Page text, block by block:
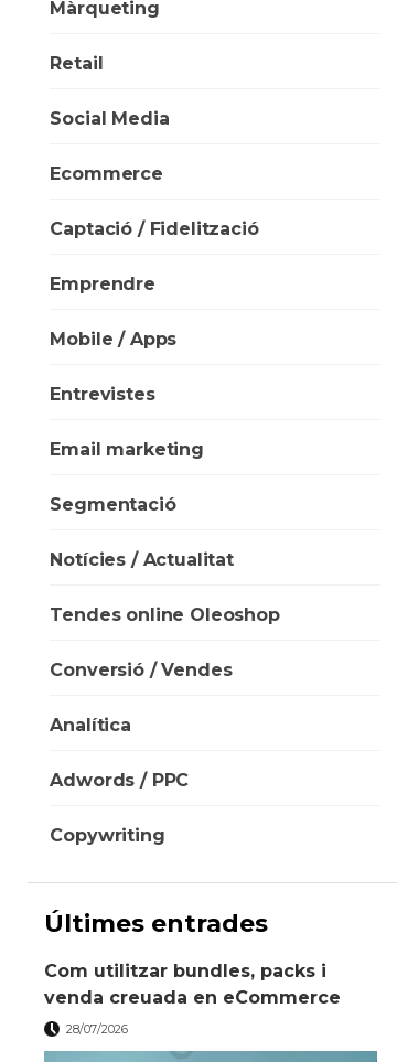
Màrqueting
Retail
Social Media
Ecommerce
Captació / Fidelització
Emprendre
Mobile / Apps
Entrevistes
Email marketing
Segmentació
Notícies / Actualitat
Tendes online Oleoshop
Conversió / Vendes
Analítica
Adwords / PPC
Copywriting
Últimes entrades
Com utilitzar bundles, packs i
venda creuada en eCommerce
28/07/2026